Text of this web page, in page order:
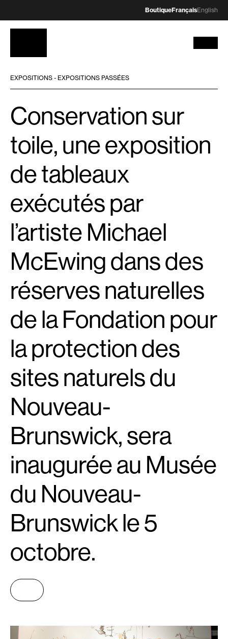
BoutiqueFrançaisEnglish
EXPOSITIONS - EXPOSITIONS PASSÉES
Conservation sur
toile, une exposition
de tableaux
exécutés par
l’artiste Michael
McEwing dans des
réserves naturelles
de la Fondation pour
la protection des
sites naturels du
Nouveau-
Brunswick, sera
inaugurée au Musée
du Nouveau-
Brunswick le 5
octobre.